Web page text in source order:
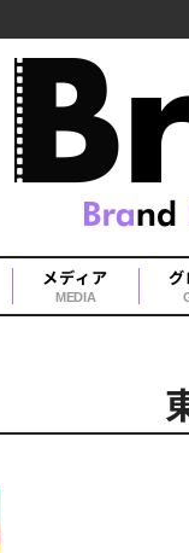
メディア
MEDIA